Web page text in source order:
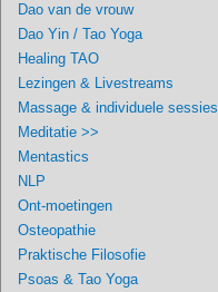
Dao van de vrouw
Dao Yin / Tao Yoga
Healing TAO
Lezingen & Livestreams
Massage & individuele sessies
Meditatie >>
Mentastics
NLP
Ont-moetingen
Osteopathie
Praktische Filosofie
Psoas & Tao Yoga